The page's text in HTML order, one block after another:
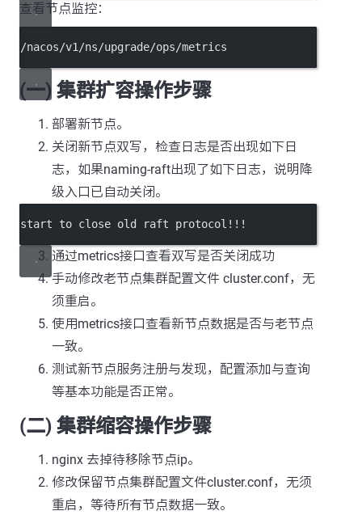
查看节点监控：
/nacos/v1/ns/upgrade/ops/metrics
(一) 集群扩容操作步骤
部署新节点。
关闭新节点双写，检查日志是否出现如下日
志，如果naming-raft出现了如下日志，说明降
级入口已自动关闭。
start to close old raft protocol!!!
通过metrics接口查看双写是否关闭成功
手动修改老节点集群配置文件 cluster.conf，无
须重启。
使用metrics接口查看新节点数据是否与老节点
一致。
测试新节点服务注册与发现，配置添加与查询
等基本功能是否正常。
(二) 集群缩容操作步骤
nginx 去掉待移除节点ip。
修改保留节点集群配置文件cluster.conf，无须
重启，等待所有节点数据一致。